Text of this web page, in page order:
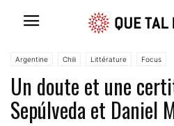
Argentine Chili Littérature Focus
Un doute et une
Sepúlveda et Daniel